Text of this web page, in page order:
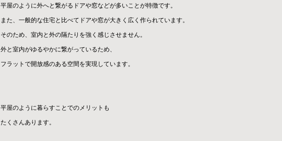
平屋のように外へと繋がるドアや窓などが多いことが特徴です。
また、一般的な住宅と比べてドアや窓が大きく広く作られています。
そのため、室内と外の隔たりを強く感じさせません。
外と室内がゆるやかに繋がっているため、
フラットで開放感のある空間を実現しています。
平屋のように暮らすことでのメリットも
たくさんあります。